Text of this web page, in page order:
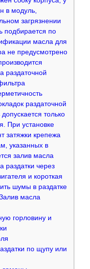
в модуль,
загрязнении
подбирается по
масла для
не предусмотрено
раздаточной
раздаточной
только
При установке
затяжки крепежа
указанных в
залив масла
раздатки через
и короткая
шумы в раздатке
масла
горловину и
по щупу или